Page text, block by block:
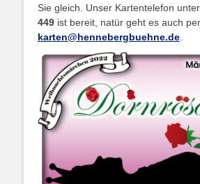
Sie gleich. Unser Kartentelefon unter
449 ist bereit, natür geht es auch
karten@hennebergbuehne.de.